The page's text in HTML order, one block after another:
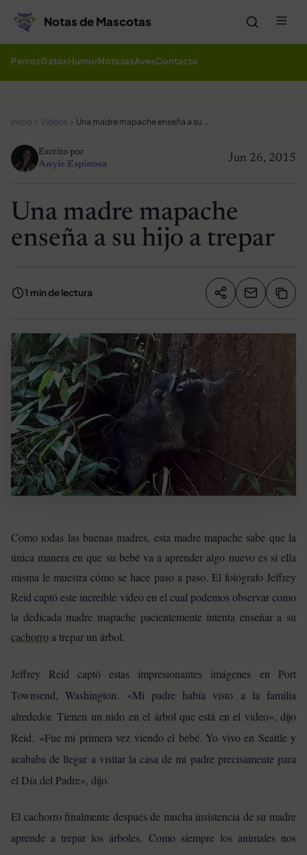
Notas de Mascotas
PerrosGatosHumorNoticiasAvesContacto
Inicio Videos Una madre mapache enseña a su hijo a trepar
Jun 26, 2015
Escrito por
Anyie Espinosa
Una madre mapache
enseña a su hijo a trepar
1 min de lectura Compartir
Como todas las buenas madres, esta madre mapache sabe que la
única manera en que su bebé va a aprender algo nuevo es si ella
misma le muestra cómo se hace paso a paso. El fotógrafo Jeffrey
Reid captó este increíble vídeo en el cual podemos observar como
la dedicada madre mapache pacientemente intenta enseñar a su
cachorro a trepar un árbol.
Jeffrey Reid captó estas impresionantes imágenes en Port
Townsend, Washington. «Mi padre había visto a la familia
alrededor. Tienen un nido en el árbol que está en el video», dijo
Reid. «Fue mi primera vez viendo el bebé. Yo vivo en Seattle y
acababa de llegar a visitar la casa de mi padre precisamente para
el Día del Padre», dijo.
El cachorro finalmente después de mucha insistencia de su madre
aprende a trepar los árboles. Como siempre los animales nos